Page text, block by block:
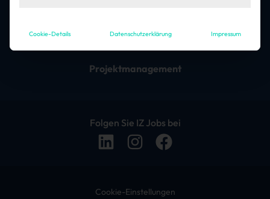
Immobilienverwaltung
Projektmanagement
Folgen Sie IZ Jobs bei
Cookie-Einstellungen
Cookie-Details Datenschutzerklärung Impressum